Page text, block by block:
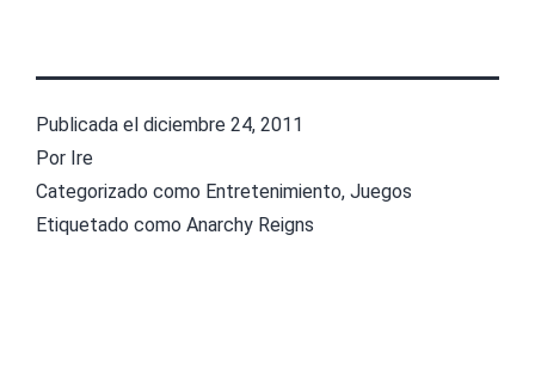
Publicada el diciembre 24, 2011
Por Ire
Categorizado como Entretenimiento, Juegos
Etiquetado como Anarchy Reigns